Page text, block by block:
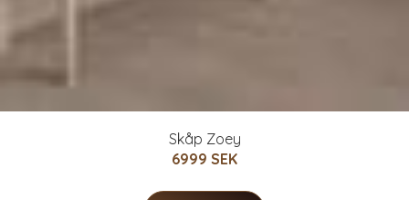
Skåp Zoey
6999 SEK